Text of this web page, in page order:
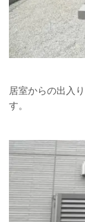
居室からの出入
す。